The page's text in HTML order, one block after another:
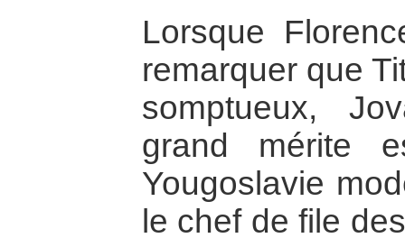
Lorsque
remarquer que
somptueux,
grand mérite
Yougoslavie
le chef de file